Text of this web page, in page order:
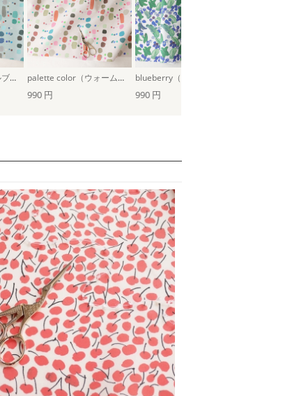
palette color（クールブルー） palette color（ウォームピンク） blueberry（ブルー）
990 円 990 円